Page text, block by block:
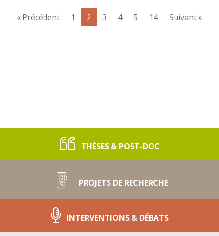
« Précédent 1 2 3 4 5 14 Suivant »
THÈSES & POST-DOC
PROJETS DE RECHERCHE
INTERVENTIONS & DÉBATS